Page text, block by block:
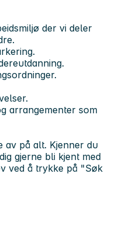
der vi deler
arrangementer som
av på alt. Kjenner du
gjerne bli kjent med
ved å trykke på "Søk